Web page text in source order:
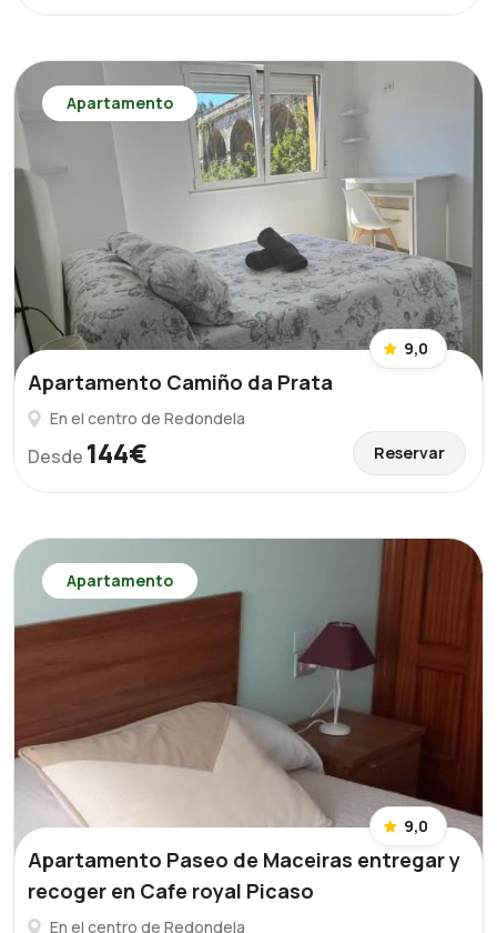
Apartamento
9,0
Apartamento Camiño da Prata
En el centro de Redondela
Desde 144€ Reservar
Apartamento
9,0
Apartamento Paseo de Maceiras entregar y
recoger en Cafe royal Picaso
En el centro de Redondela